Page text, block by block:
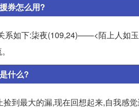
券怎么用?
系如下:柒夜(109,24)——<陌上人如
什么?
到最大的漏,现在回想起来,自我感